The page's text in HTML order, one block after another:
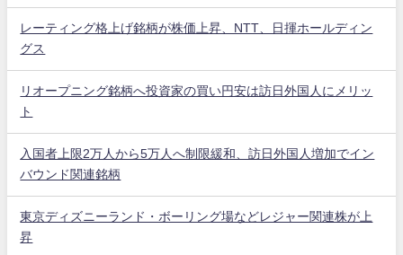
レーティング格上げ銘柄が株価上昇、NTT、日揮ホールディン
グス
リオープニング銘柄へ投資家の買い円安は訪日外国人にメリッ
ト
入国者上限2万人から5万人へ制限緩和、訪日外国人増加でイン
バウンド関連銘柄
東京ディズニーランド・ボーリング場などレジャー関連株が上
昇